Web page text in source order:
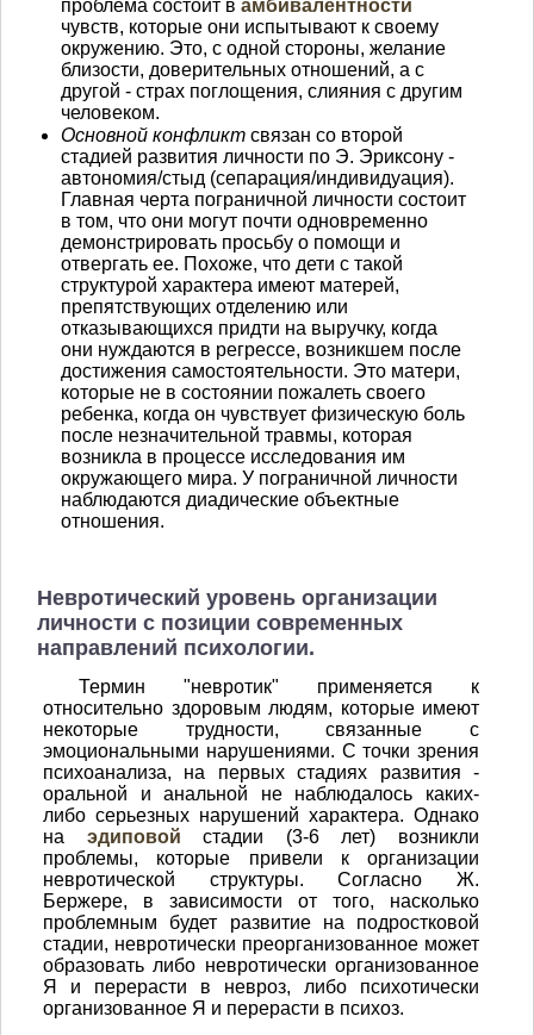
проблема состоит в амбивалентности
чувств, которые они испытывают к своему
окружению. Это, с одной стороны, желание
близости, доверительных отношений, а с
другой - страх поглощения, слияния с другим
человеком.
Основной конфликт связан со второй
стадией развития личности по Э. Эриксону -
автономия/стыд (сепарация/индивидуация).
Главная черта пограничной личности состоит
в том, что они могут почти одновременно
демонстрировать просьбу о помощи и
отвергать ее. Похоже, что дети с такой
структурой характера имеют матерей,
препятствующих отделению или
отказывающихся придти на выручку, когда
они нуждаются в регрессе, возникшем после
достижения самостоятельности. Это матери,
которые не в состоянии пожалеть своего
ребенка, когда он чувствует физическую боль
после незначительной травмы, которая
возникла в процессе исследования им
окружающего мира. У пограничной личности
наблюдаются диадические объектные
отношения.
Невротический уровень организации
личности с позиции современных
направлений психологии.
Термин "невротик" применяется к
относительно здоровым людям, которые имеют
некоторые трудности, связанные с
эмоциональными нарушениями. С точки зрения
психоанализа, на первых стадиях развития -
оральной и анальной не наблюдалось каких-
либо серьезных нарушений характера. Однако
на эдиповой стадии (3-6 лет) возникли
проблемы, которые привели к организации
невротической структуры. Согласно Ж.
Бержере, в зависимости от того, насколько
проблемным будет развитие на подростковой
стадии, невротически преорганизованное может
образовать либо невротически организованное
Я и перерасти в невроз, либо психотически
организованное Я и перерасти в психоз.